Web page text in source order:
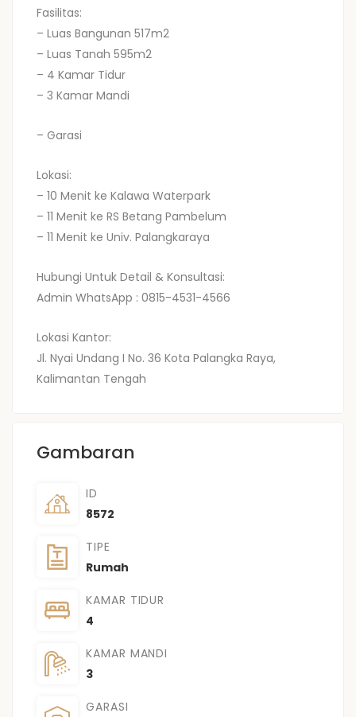
Fasilitas:
– Luas Bangunan 517m2
– Luas Tanah 595m2
– 4 Kamar Tidur
– 3 Kamar Mandi
– Garasi
Lokasi:
– 10 Menit ke Kalawa Waterpark
– 11 Menit ke RS Betang Pambelum
– 11 Menit ke Univ. Palangkaraya
Hubungi Untuk Detail & Konsultasi:
Admin WhatsApp : 0815-4531-4566
Lokasi Kantor:
Jl. Nyai Undang I No. 36 Kota Palangka Raya,
Kalimantan Tengah
Gambaran
ID
8572
TIPE
Rumah
KAMAR TIDUR
4
KAMAR MANDI
3
GARASI